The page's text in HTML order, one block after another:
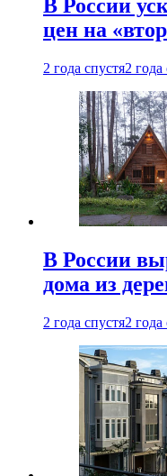
В России
цен на
2 года спустя2 года
В России
дома из
2 года спустя2 года